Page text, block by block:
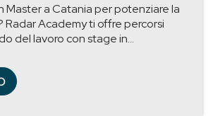
Master a Catania per potenziare la
Radar Academy ti offre percorsi
del lavoro con stage in...